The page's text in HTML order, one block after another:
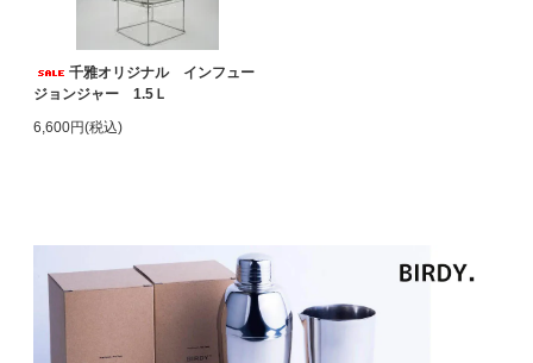
千雅オリジナル インフュー
ジョンジャー 1.5Ｌ
6,600円(税込)